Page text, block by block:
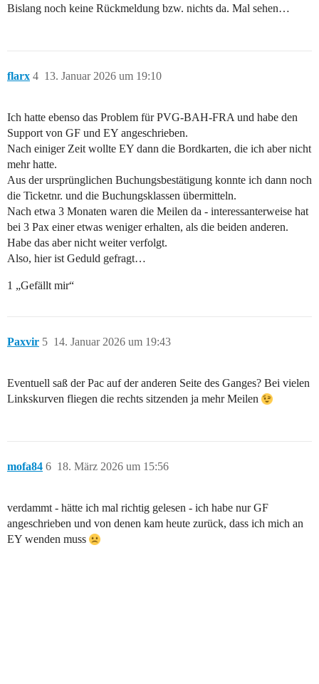
Bislang noch keine Rückmeldung bzw. nichts da. Mal sehen…
flarx 13. Januar 2026 um 19:10
4
Ich hatte ebenso das Problem für PVG-BAH-FRA und habe den
Support von GF und EY angeschrieben.
Nach einiger Zeit wollte EY dann die Bordkarten, die ich aber nicht
mehr hatte.
Aus der ursprünglichen Buchungsbestätigung konnte ich dann noch
die Ticketnr. und die Buchungsklassen übermitteln.
Nach etwa 3 Monaten waren die Meilen da - interessanterweise hat
bei 3 Pax einer etwas weniger erhalten, als die beiden anderen.
Habe das aber nicht weiter verfolgt.
Also, hier ist Geduld gefragt…
1 „Gefällt mir“
Paxvir 14. Januar 2026 um 19:43
5
Eventuell saß der Pac auf der anderen Seite des Ganges? Bei vielen
Linkskurven fliegen die rechts sitzenden ja mehr Meilen
mofa84 18. März 2026 um 15:56
6
verdammt - hätte ich mal richtig gelesen - ich habe nur GF
angeschrieben und von denen kam heute zurück, dass ich mich an
EY wenden muss